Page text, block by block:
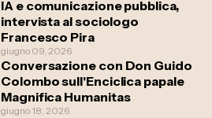
IA e comunicazione pubblica,
intervista al sociologo
Francesco Pira
giugno 09, 2026
Conversazione con Don Guido
Colombo sull'Enciclica papale
Magnifica Humanitas
giugno 18, 2026